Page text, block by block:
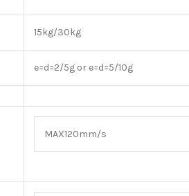
15kg/30kg
e=d=2/5g or e=d=5/10g
MAX120mm/s